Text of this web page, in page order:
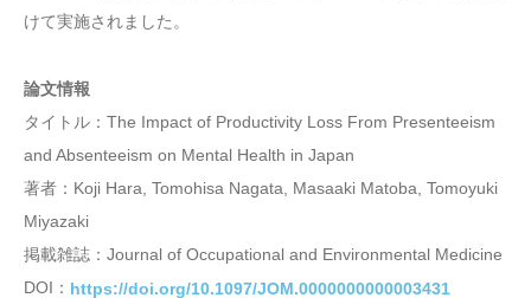
けて実施されました。
論文情報
タイトル：The Impact of Productivity Loss From Presenteeism
and Absenteeism on Mental Health in Japan
著者：Koji Hara, Tomohisa Nagata, Masaaki Matoba, Tomoyuki
Miyazaki
掲載雑誌：Journal of Occupational and Environmental Medicine
DOI： https://doi.org/10.1097/JOM.0000000000003431